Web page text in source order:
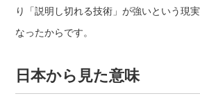
り「説明し切れる技術」が強いという現
なったからです。
日本から見た意味